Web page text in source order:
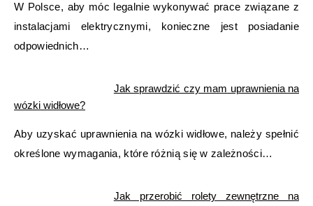
W Polsce, aby móc legalnie wykonywać prace związane z
instalacjami elektrycznymi, konieczne jest posiadanie
odpowiednich…
Jak sprawdzić czy mam uprawnienia na
wózki widłowe?
Aby uzyskać uprawnienia na wózki widłowe, należy spełnić
określone wymagania, które różnią się w zależności…
Jak przerobić rolety zewnętrzne na